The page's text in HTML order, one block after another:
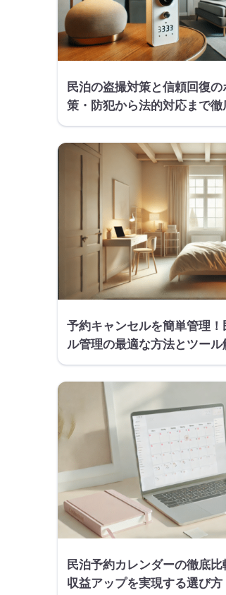
民泊の盗撮対策と信頼回復
策・防犯から法的対応まで徹
予約キャンセルを簡単管理
ル管理の最適な方法とツール
民泊予約カレンダーの徹底
収益アップを実現する選び方